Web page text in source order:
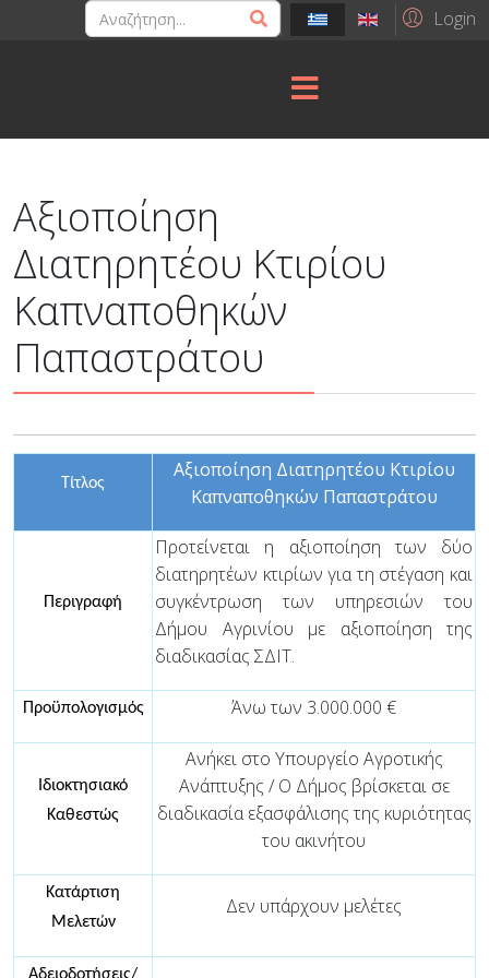
Login
Αξιοποίηση
Διατηρητέου Κτιρίου
Καπναποθηκών
Παπαστράτου
Τίτλος
Αξιοποίηση Διατηρητέου Κτιρίου
Καπναποθηκών Παπαστράτου
Περιγραφή
Προτείνεται η αξιοποίηση των δύο
διατηρητέων κτιρίων για τη στέγαση και
συγκέντρωση των υπηρεσιών του
Δήμου Αγρινίου με αξιοποίηση της
διαδικασίας ΣΔΙΤ.
Προϋπολογισμός Άνω των 3.000.000 €
Ιδιοκτησιακό
Καθεστώς
Ανήκει στο Υπουργείο Αγροτικής
Ανάπτυξης / Ο Δήμος βρίσκεται σε
διαδικασία εξασφάλισης της κυριότητας
του ακινήτου
Κατάρτιση
Μελετών
Δεν υπάρχουν μελέτες